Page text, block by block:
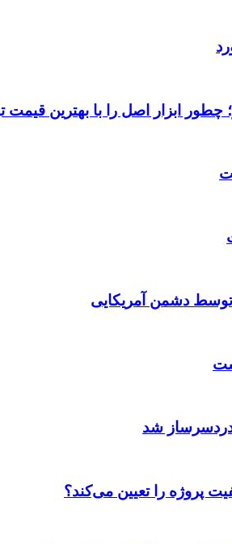
ابزار اصل را با بهترین قیمت
دشمن آمریکایی
دردسرساز شد
پروژه را تعیین می‌کند؟